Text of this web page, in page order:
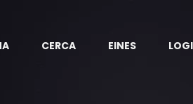
CERCA EINES